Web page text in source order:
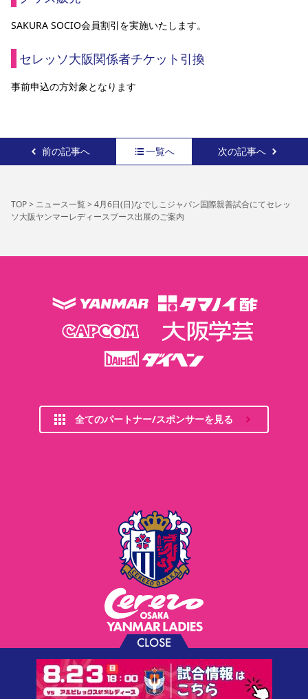
CLOSE
SAKURA SOCIO会員割引を実施いたします。
セレッソ大阪関係者チケット引換
事前申込の方対象となります
前の記事へ 一覧へ 次の記事へ
TOP> ニュース一覧> 4月6日(日)なでしこジャパン国際親善試合にてセレッ
ソ大阪ヤンマーレディースブース出展のご案内
全てのパートナー/スポンサーを見る
お問い合わせプライバシーポリシー ソーシャルメディアポリシー